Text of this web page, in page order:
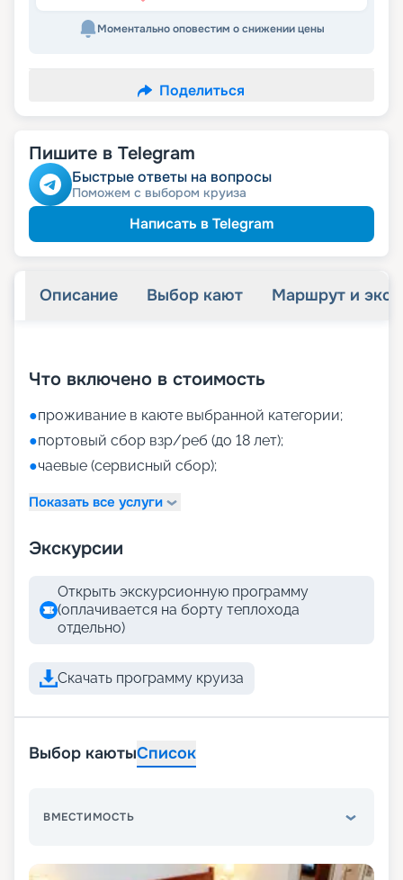
Моментально оповестим о снижении цены
Поделиться
Пишите в Telegram
Быстрые ответы на вопросы
Поможем с выбором круиза
Написать в Telegram
Описание Выбор кают Маршрут и
Что включено в стоимость
●проживание в каюте выбранной категории;
●портовый сбор взр/реб (до 18 лет);
●чаевые (сервисный сбор);
Показать все услуги
Экскурсии
Открыть экскурсионную программу
(оплачивается на борту теплохода
отдельно)
Скачать программу круиза
Выбор каютыСписок
ВМЕСТИМОСТЬ